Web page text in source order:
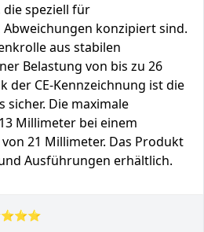
speziell für
konzipiert sind.
aus stabilen
Belastung von bis zu 26
der CE-Kennzeichnung ist die
sicher. Die maximale
Millimeter bei einem
21 Millimeter. Das Produkt
Ausführungen erhältlich.